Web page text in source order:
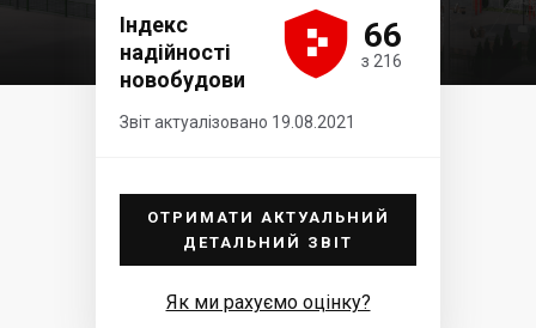
Індекс
надійності
новобудови




 66
з 216
Звіт актуалізовано 19.08.2021
ОТРИМАТИ АКТУАЛЬНИЙ
ДЕТАЛЬНИЙ ЗВІТ
Як ми рахуємо оцінку?